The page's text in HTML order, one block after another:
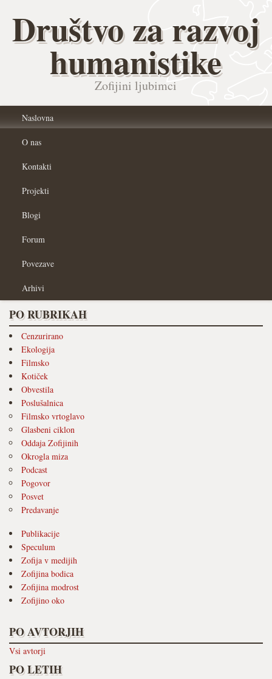
Društvo za razvoj
humanistike
Zofijini ljubimci
Naslovna
O nas
Kontakti
Projekti
Blogi
Forum
Povezave
Arhivi
PO RUBRIKAH
Cenzurirano
Ekologija
Filmsko
Kotiček
Obvestila
Poslušalnica
Filmsko vrtoglavo
Glasbeni ciklon
Oddaja Zofijinih
Okrogla miza
Podcast
Pogovor
Posvet
Predavanje
Publikacije
Speculum
Zofija v medijih
Zofijina bodica
Zofijina modrost
Zofijino oko
PO AVTORJIH
Vsi avtorji
PO LETIH